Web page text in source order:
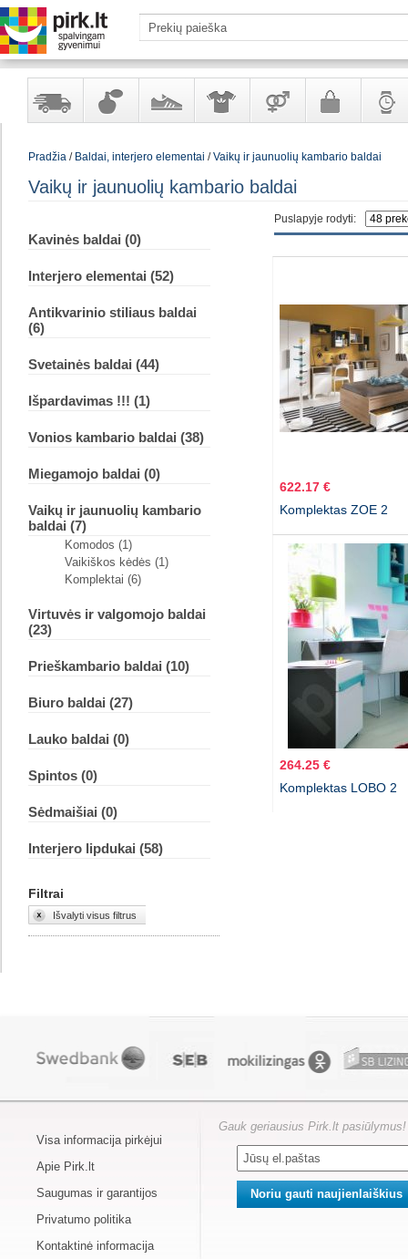
Yra
Kvepalai
kosmetika
AvalynėApranga
aksesuarai
Prekės
suaugusiems
Galanterija
Pradžia/ Baldai, interjero elementai /Vaikų ir jaunuolių kambario baldai
Vaikų ir jaunuolių kambario baldai
Puslapyje rodyti:
Kavinės baldai (0)
Interjero elementai (52)
Antikvarinio stiliaus baldai
(6)
Svetainės baldai (44)
Išpardavimas !!! (1)
Vonios kambario baldai (38)
Miegamojo baldai (0)
Vaikų ir jaunuolių kambario
baldai (7)
Komodos (1)
Vaikiškos kėdės (1)
Komplektai (6)
Virtuvės ir valgomojo baldai
(23)
Prieškambario baldai (10)
Biuro baldai (27)
Lauko baldai (0)
Spintos (0)
Sėdmaišiai (0)
Interjero lipdukai (58)
Filtrai
Išvalyti visus filtrus
622.17 €
Komplektas ZOE 2
264.25 €
Komplektas LOBO 2
Visa informacija pirkėjui
Apie Pirk.lt
Saugumas ir garantijos
Privatumo politika
Kontaktinė informacija
Gauk geriausius Pirk.lt pasiūlymus!